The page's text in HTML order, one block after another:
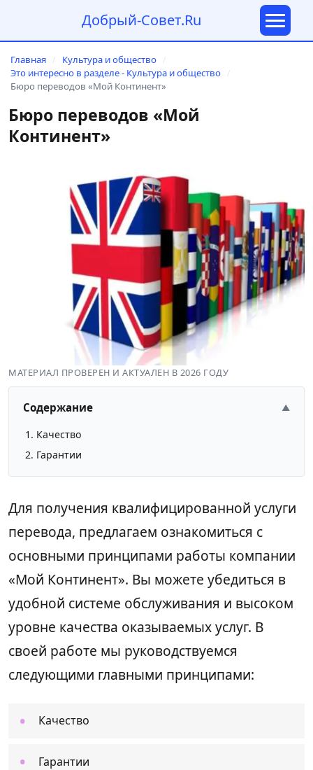
Добрый-Совет.Ru
Главная / Культура и общество /
Это интересно в разделе - Культура и общество /
Бюро переводов «Мой Континент»
Бюро переводов «Мой
Континент»
МАТЕРИАЛ ПРОВЕРЕН И АКТУАЛЕН В 2026 ГОДУ
Содержание ▲
Качество
Гарантии
Для получения квалифицированной услуги
перевода, предлагаем ознакомиться с
основными принципами работы компании
«Мой Континент». Вы можете убедиться в
удобной системе обслуживания и высоком
уровне качества оказываемых услуг. В
своей работе мы руководствуемся
следующими главными принципами:
Качество
Гарантии